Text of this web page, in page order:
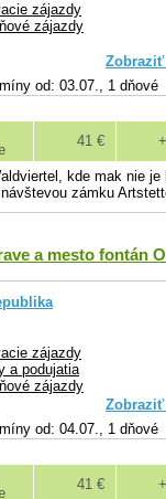
zájazdy
zájazdy
Zobraziť
od: 03.07., 1 dňové
41 €
kde mak nie
zámku
a mesto fontán
zájazdy
a podujatia
zájazdy
Zobraziť
od: 04.07., 1 dňové
41 €